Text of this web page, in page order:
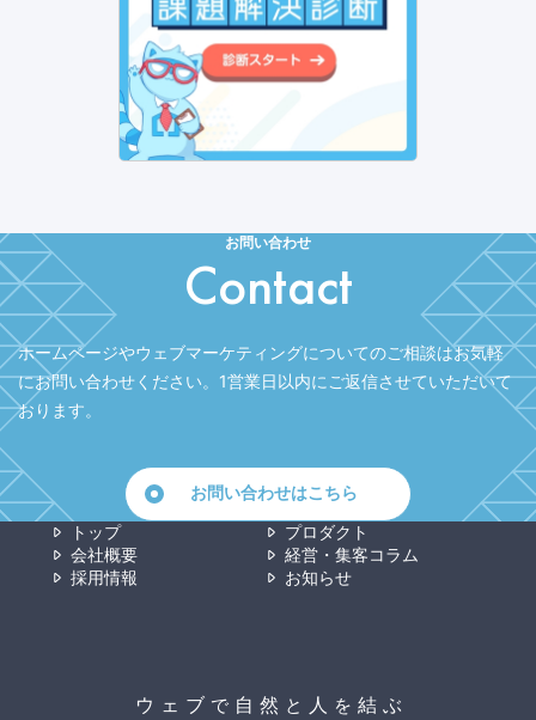
お問い合わせ
Contact
ホームページやウェブマーケティングについてのご相談はお気軽
にお問い合わせください。 1営業日以内にご返信させていただいて
おります。
お問い合わせはこちら
トップ
プロダクト
会社概要
経営・集客コラム
採用情報
お知らせ